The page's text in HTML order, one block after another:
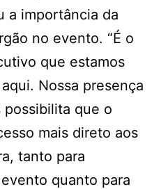
a importância da
no evento. “É o
que estamos
Nossa presença
que o
mais direto aos
tanto para
quanto para